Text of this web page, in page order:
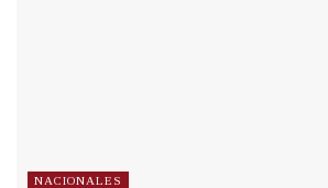
NACIONALES